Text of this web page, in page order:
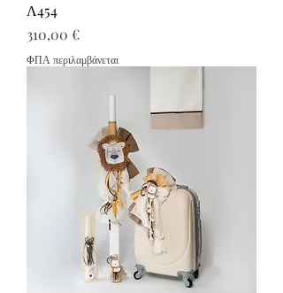
Λ454
Τιμή
310,00 €
ΦΠΑ περιλαμβάνεται